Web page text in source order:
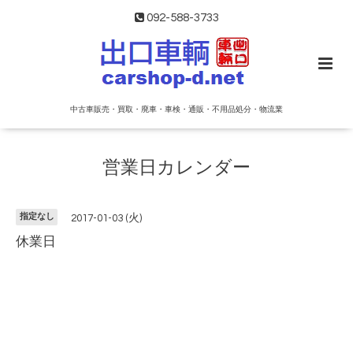
092-588-3733
中古車販売・買取・廃車・車検・通販・不用品処分・物流業
営業日カレンダー
指定なし 2017-01-03 (火)
休業日